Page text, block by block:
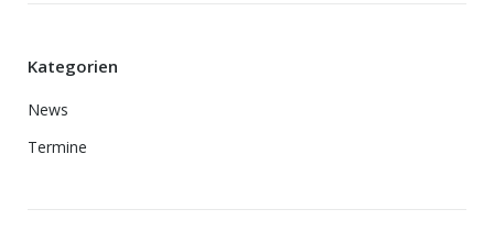
Kategorien
News
Termine